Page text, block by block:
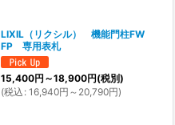
LIXIL（リクシル） 機能門柱FW
FP 専用表札
15,400円 ～18,900円(税別)
(税込 : 16,940円 ～20,790円)